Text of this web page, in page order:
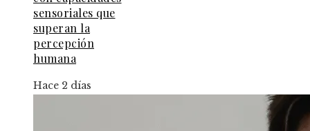
sensoriales que
superan la
percepción
humana
Hace 2 días